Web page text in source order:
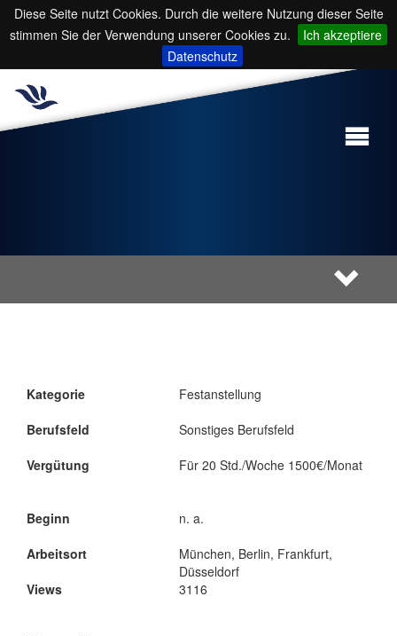
Diese Seite nutzt Cookies. Durch die weitere Nutzung dieser Seite
stimmen Sie der Verwendung unserer Cookies zu.
Ich akzeptiere
Datenschutz
Kategorie
Berufsfeld
Vergütung
Festanstellung
Sonstiges Berufsfeld
Für 20 Std./Woche 1500€/Monat
Beginn
Arbeitsort
Views
n. a.
München, Berlin, Frankfurt,
Düsseldorf
3116